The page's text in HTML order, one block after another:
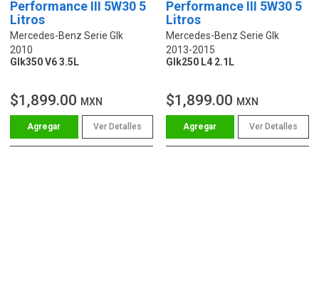
Performance III 5W30 5
Litros
Mercedes-Benz Serie Glk
2010
Glk350 V6 3.5L
$1,899.00 MXN
Ver Detalles
Performance III 5W30 5
Litros
Mercedes-Benz Serie Glk
2013-2015
Glk250 L4 2.1L
$1,899.00 MXN
Ver Detalles